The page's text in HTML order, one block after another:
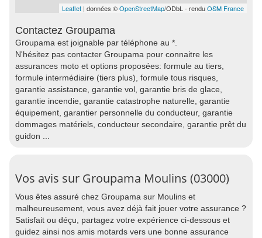
Leaflet | données ©OpenStreetMap/ODbL - renduOSM France
Contactez Groupama
Groupama est joignable par téléphone au *.
N'hésitez pas contacter Groupama pour connaitre les
assurances moto et options proposées: formule au tiers,
formule intermédiaire (tiers plus), formule tous risques,
garantie assistance, garantie vol, garantie bris de glace,
garantie incendie, garantie catastrophe naturelle, garantie
équipement, garantier personnelle du conducteur, garantie
dommages matériels, conducteur secondaire, garantie prêt du
guidon ...
Vos avis sur Groupama Moulins (03000)
Vous êtes assuré chez Groupama sur Moulins et
malheureusement, vous avez déjà fait jouer votre assurance ?
Satisfait ou déçu, partagez votre expérience ci-dessous et
guidez ainsi nos amis motards vers une bonne assurance